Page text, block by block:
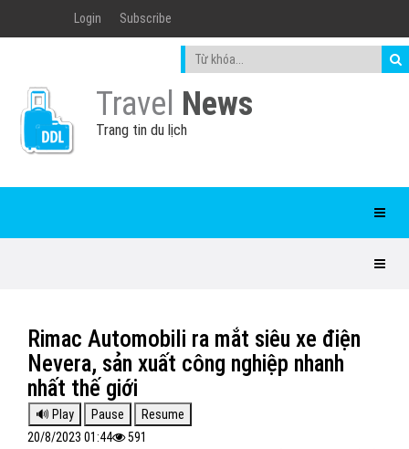
Login Subscribe
Travel News
Trang tin du lịch
Rimac Automobili ra mắt siêu xe điện
Nevera, sản xuất công nghiệp nhanh
nhất thế giới
20/8/2023 01:44
591